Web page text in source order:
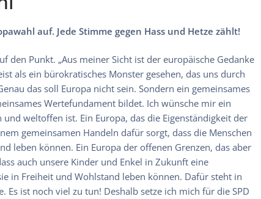
auf. Jede Stimme gegen Hass und Hetze zählt!
den Punkt. „Aus meiner Sicht ist der europäische Gedanke
als ein bürokratisches Monster gesehen, das uns durch
das soll Europa nicht sein. Sondern ein gemeinsames
Wertefundament bildet. Ich wünsche mir ein
weltoffen ist. Ein Europa, das die Eigenständigkeit der
gemeinsamen Handeln dafür sorgt, dass die Menschen
leben können. Ein Europa der offenen Grenzen, das aber
auch unsere Kinder und Enkel in Zukunft eine
in Freiheit und Wohlstand leben können. Dafür steht in
Es ist noch viel zu tun! Deshalb setze ich mich für die SPD